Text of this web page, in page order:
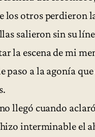
los otros perdieron
salieron sin su
la escena de mi
paso a la agonía
llegó cuando
interminable el